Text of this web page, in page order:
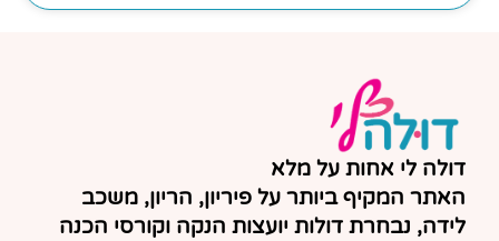
דולה לי אחות על מלא
האתר המקיף ביותר על פיריון, הריון, משכב
לידה, נבחרת דולות יועצות הנקה וקורסי הכנה